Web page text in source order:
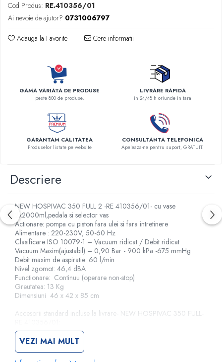
Geluri
Filtre antibacteriene si antivirale
Garouri
Cabluri EKG (10 fire)
Electrozi ECG / EKG
Sonde TOCO
Spirometrie
Filtre antibacteriene
Alte dispozitive respiratorii
Clesti nazali
Investigare si diagnostic
Dermatoscoape
Audiometre
Laringoscoape
Oglinzi/Lampi frontale
Diapazon
Set ORL/Oftalmo
Testare reflexe
Lampi cu infrarosu
Cod Produs: RE.410356/01
Ai nevoie de ajutor? 0731006797
Adauga la Favorite Cere informatii
GAMA VARIATA DE PRODUSE
peste 800 de produse.
LIVRARE RAPIDA
in 24/48 h oriunde in tara
GARANTAM CALITATEA
Produselor listate pe website
CONSULTANTA TELEFONICA
Apeleaza-ne pentru suport, GRATUIT.
Descriere
NEW HOSPIVAC 350 FULL 2 -RE 410356/01- cu vase
2x2000ml,pedala si selector vas
Actionare: pompa cu piston fara ulei si fara intretinere
Alimentare : 220-230V, 50-60 Hz
Clasificare ISO 10079-1 – Vacuum ridicat / Debit ridicat
Vacuum Maxim(ajustabil) – 0,90 Bar - 900 kPa -675 mmHg
Debit maxim de aspiratie: 60 l/min
Nivel zgomot: 46,4 dBA
Functionare: Continuu (operare non-stop)
Greutatea: 13 Kg
Dimensiuni 46 x 42 x 85 cm
Accesorii standard incluse la livrare- NEW HOSPIVAC 350 FULL-
2 Vase colectoare cu capac si supapa de siguranta (sistem valva de
protectie) de 2l
2 Inele pentru montare vase
Vas de siguranta-220ml
VEZI MAI MULT